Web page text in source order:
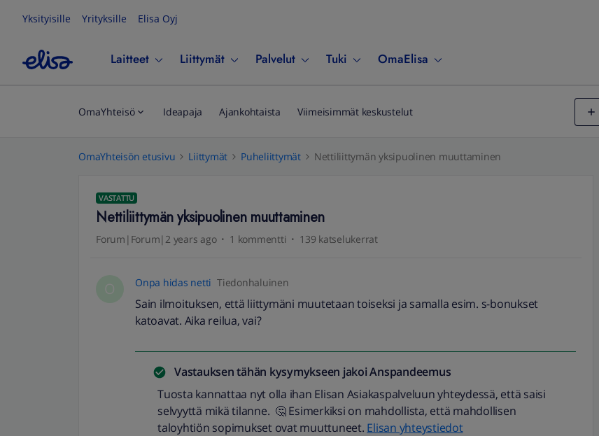
Yksityisille Yrityksille Elisa Oyj
Laitteet Liittymät Palvelut Tuki OmaElisa
OmaYhteisö Ideapaja Ajankohtaista Viimeisimmät keskustelut
OmaYhteisön etusivu Liittymät Puheliittymät Nettiliittymän yksipuolinen muuttaminen
VASTATTU
Nettiliittymän yksipuolinen muuttaminen
Forum|Forum|2 years ago 1 kommentti 139 katselukerrat
Onpa hidas netti Tiedonhaluinen
Sain ilmoituksen, että liittymäni muutetaan toiseksi ja samalla esim. s-bonukset
katoavat. Aika reilua, vai?
Vastauksen tähän kysymykseen jakoiAnspandeemus
Tuosta kannattaa nyt olla ihan Elisan Asiakaspalveluun yhteydessä, että saisi
selvyyttä mikä tilanne. 🤔 Esimerkiksi on mahdollista, että mahdollisen
taloyhtiön sopimukset ovat muuttuneet. Elisan yhteystiedot